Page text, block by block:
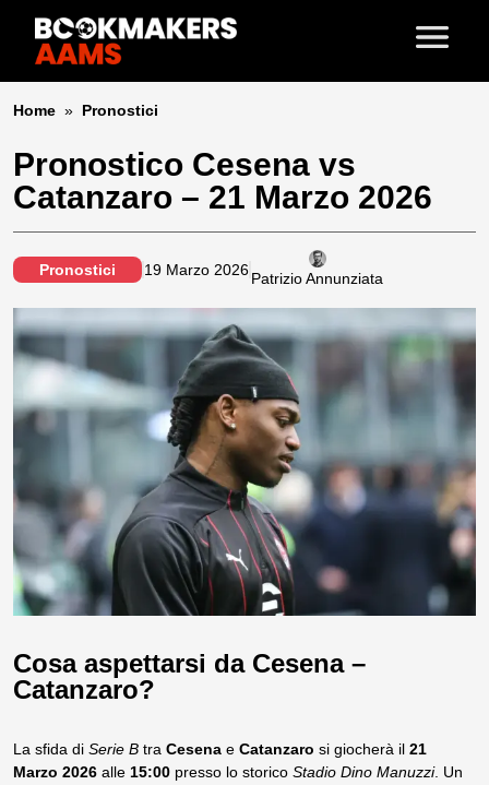
Home » Pronostici
Pronostico Cesena vs
Catanzaro – 21 Marzo 2026
Pronostici 19 Marzo 2026Patrizio Annunziata
Cosa aspettarsi da Cesena –
Catanzaro?
La sfida di Serie B tra Cesena e Catanzaro si giocherà il 21
Marzo 2026 alle 15:00 presso lo storico Stadio Dino Manuzzi. Un